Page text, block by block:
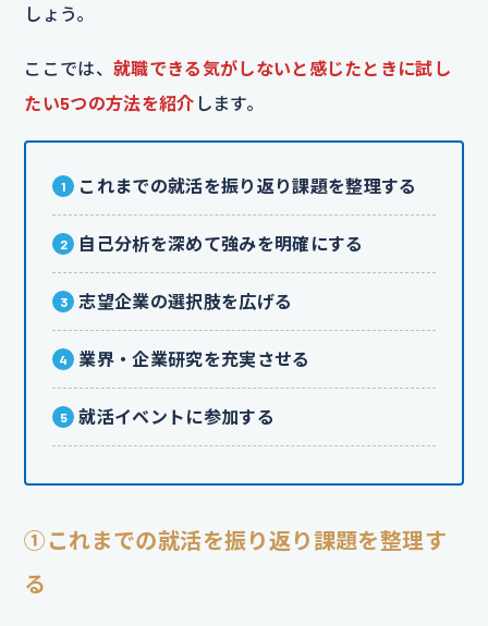
しょう。
ここでは、 就職できる気がしないと感じたときに試し
たい5つの方法を紹介 します。
これまでの就活を振り返り課題を整理する
自己分析を深めて強みを明確にする
志望企業の選択肢を広げる
業界・企業研究を充実させる
就活イベントに参加する
①これまでの就活を振り返り課題を整理す
る